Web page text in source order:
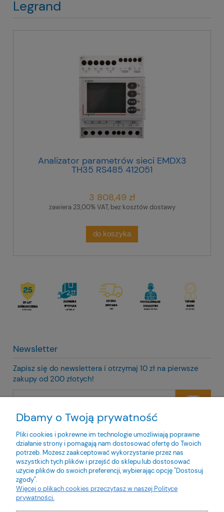
Legrand
Analizator parametrów sieci EMDX3
TH35 RS485 412051
3 808,49 zł
zawiera 23,00% VAT, bez kosztów dostawy
do koszyka
Newsletter
Zapisz się do newslettera i otrzymaj 10 zł na pierwsze
zakupy od 200 złotych!
Twoje dane będą przetwarzane zgodnie z nasząpolityką
prywatności
Dbamy o Twoją prywatność
Pliki cookies i pokrewne im technologie umożliwiają poprawne
działanie strony i pomagają nam dostosować ofertę do Twoich
potrzeb. Możesz zaakceptować wykorzystanie przez nas
wszystkich tych plików i przejść do sklepu lub dostosować
użycie plików do swoich preferencji, wybierając opcję "Dostosuj
zgody".
Więcej o plikach cookies przeczytasz w naszej Polityce
prywatności.